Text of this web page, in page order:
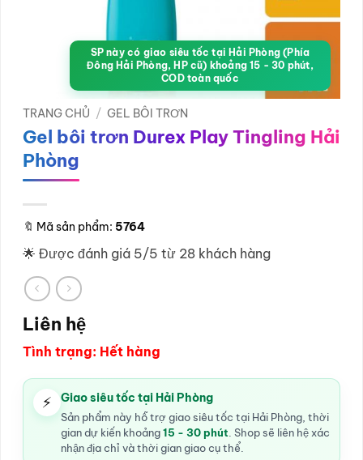
SP này có giao siêu tốc tại Hải Phòng (Phía
Đông Hải Phòng, HP cũ) khoảng 15 - 30 phút,
COD toàn quốc
TRANG CHỦ / GEL BÔI TRƠN
Gel bôi trơn Durex Play Tingling Hải
Phòng
🔖 Mã sản phẩm: 5764
🌟 Được đánh giá 5/5 từ 28 khách hàng
Liên hệ
Tình trạng: Hết hàng
⚡ Giao siêu tốc tại Hải Phòng
Sản phẩm này hỗ trợ giao siêu tốc tại Hải Phòng, thời
gian dự kiến khoảng15 - 30 phút. Shop sẽ liên hệ xác
nhận địa chỉ và thời gian giao cụ thể.